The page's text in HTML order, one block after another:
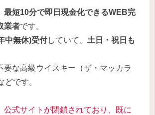
最短10分で即日現金化できるWEB完
業者です。
中無休)受付していて、 土日・祝日も
要な高級ウイスキー（ザ・マッカラ
どです。
公式サイトが閉鎖されており、既に